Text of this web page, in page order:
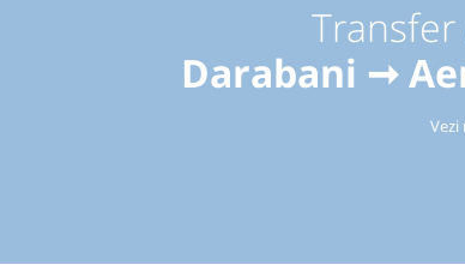
Darabani ➞
Vezi